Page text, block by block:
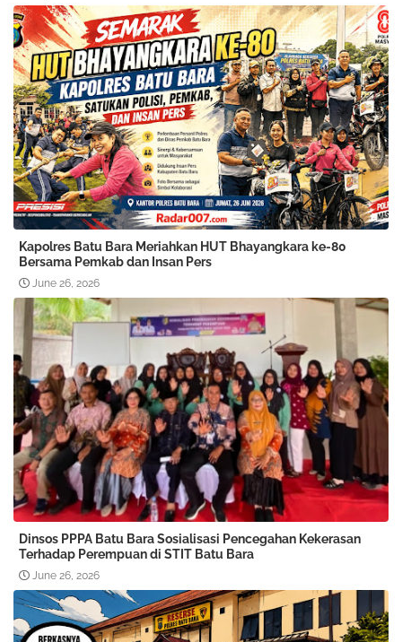
Kapolres Batu Bara Meriahkan HUT Bhayangkara ke-80
Bersama Pemkab dan Insan Pers
June 26, 2026
Dinsos PPPA Batu Bara Sosialisasi Pencegahan Kekerasan
Terhadap Perempuan di STIT Batu Bara
June 26, 2026